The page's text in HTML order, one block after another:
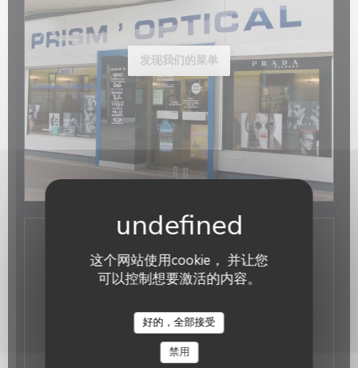
这个网站使用cookie， 并让您
可以控制想要激活的内容。
好的，全部接受
禁用
发现我们的菜单
一般信息
经营类型
配镜
支付方式
签证, Toutes Mutuelles, 等级付款人, 欧洲卡/万事达
卡, 现金, 检查, 借记卡
Prism'Optical